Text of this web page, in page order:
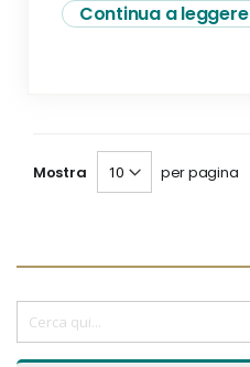
Continua a leggere
Mostra per pagina